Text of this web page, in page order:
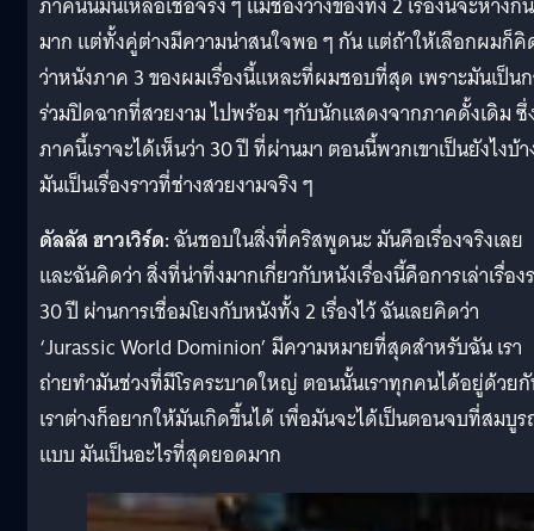
มาก แต่ทั้งคู่ต่างมีความน่าสนใจพอ ๆ กัน แต่ถ้าให้เลือกผมก็
ว่าหนังภาค 3 ของผมเรื่องนี้แหละที่ผมชอบที่สุด เพราะมันเป็น
ร่วมปิดฉากที่สวยงาม ไปพร้อม ๆกับนักแสดงจากภาคดั้งเดิม ซึ่
ภาคนี้เราจะได้เห็นว่า 30 ปี ที่ผ่านมา ตอนนี้พวกเขาเป็นยังไงบ้
มันเป็นเรื่องราวที่ช่างสวยงามจริง ๆ
ดัลลัส ฮาวเวิร์ด:ฉันชอบในสิ่งที่คริสพูดนะ มันคือเรื่องจริงเลย
และฉันคิดว่า สิ่งที่น่าทึ่งมากเกี่ยวกับหนังเรื่องนี้คือการเล่าเรื่อง
30 ปี ผ่านการเชื่อมโยงกับหนังทั้ง 2 เรื่องไว้ ฉันเลยคิดว่า
‘Jurassic World Dominion’ มีความหมายที่สุดสำหรับฉัน เรา
ถ่ายทำมันช่วงที่มีโรคระบาดใหญ่ ตอนนั้นเราทุกคนได้อยู่ด้วย
เราต่างก็อยากให้มันเกิดขึ้นได้ เพื่อมันจะได้เป็นตอนจบที่สมบู
แบบ มันเป็นอะไรที่สุดยอดมาก